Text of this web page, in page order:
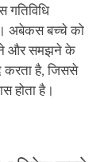
अबेकस बच्चे को
और समझने के
है, जिससे
होता है।